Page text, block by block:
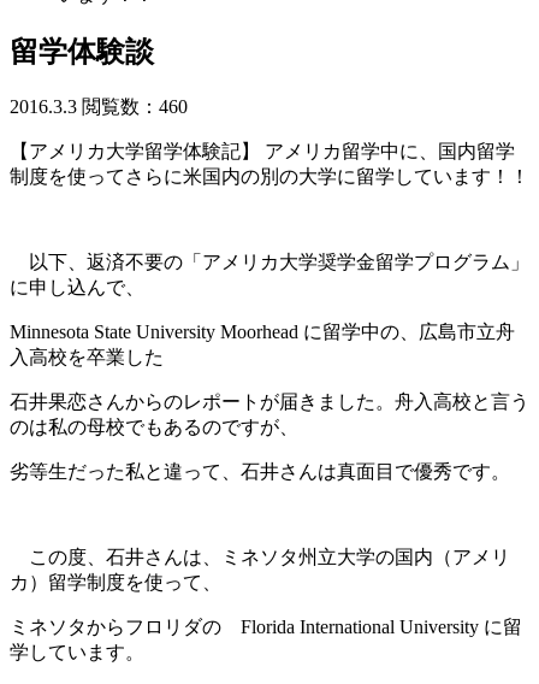
留学体験談
2016.3.3 閲覧数：460
【アメリカ大学留学体験記】 アメリカ留学中に、国内留学
制度を使ってさらに米国内の別の大学に留学しています！！
以下、返済不要の「アメリカ大学奨学金留学プログラム」
に申し込んで、
Minnesota State University Moorhead に留学中の、広島市立舟
入高校を卒業した
石井果恋さんからのレポートが届きました。舟入高校と言う
のは私の母校でもあるのですが、
劣等生だった私と違って、石井さんは真面目で優秀です。
この度、石井さんは、ミネソタ州立大学の国内（アメリ
カ）留学制度を使って、
ミネソタからフロリダの Florida International University に留
学しています。